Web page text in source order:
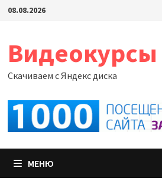
Перейти
08.08.2026
Видеокурсы
Скачиваем с Яндекс диска
МЕНЮ